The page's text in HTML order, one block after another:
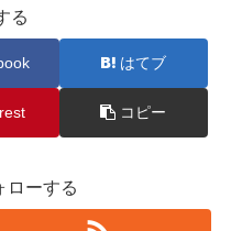
る
はてブ
コピー
ローする